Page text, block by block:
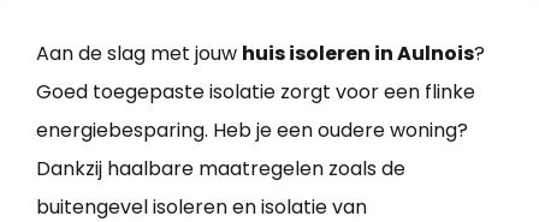
Aan de slag met jouw huis isoleren in Aulnois?
Goed toegepaste isolatie zorgt voor een flinke
energiebesparing. Heb je een oudere woning?
Dankzij haalbare maatregelen zoals de
buitengevel isoleren en isolatie van